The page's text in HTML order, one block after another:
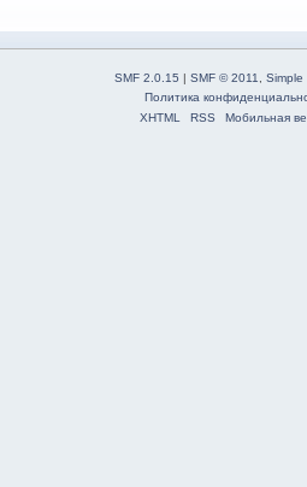
SMF 2.0.15 | SMF © 2011
Simple
Политика
XHTML
RSS Мобильная